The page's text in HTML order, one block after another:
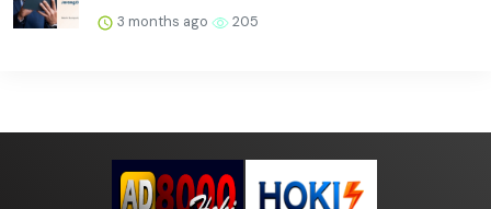
3 months ago 205